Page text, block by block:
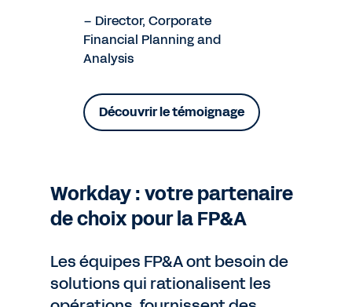
– Director, Corporate
Financial Planning and
Analysis
Découvrir le témoignage
Workday : votre partenaire
de choix pour la FP&A
Les équipes FP&A ont besoin de
solutions qui rationalisent les